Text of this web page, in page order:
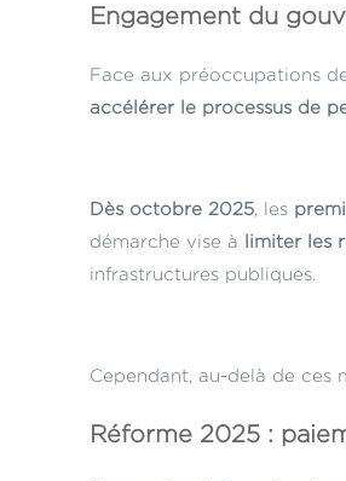
Engagement du
Face aux préoccupations
accélérer le processus de
Dès octobre 2025 , les
démarche vise à limiter les
infrastructures publiques.
Cependant, au-delà de ces
Réforme 2025 :